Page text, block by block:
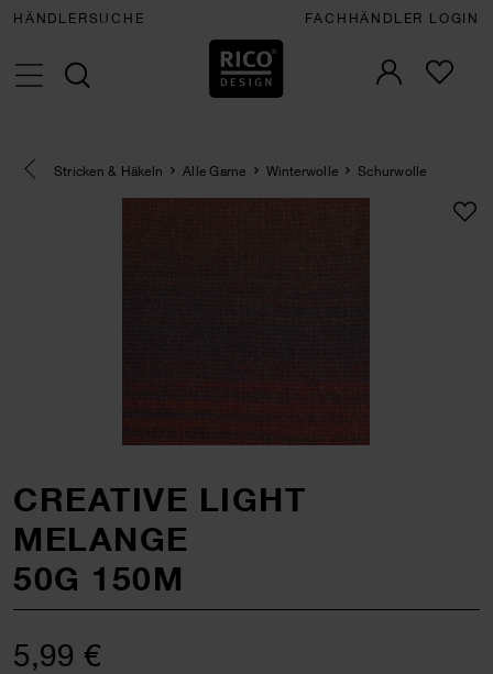
HÄNDLERSUCHE FACHHÄNDLER LOGIN
Eine Kategorie zurück navigieren
Stricken & Häkeln Alle Garne Winterwolle Schurwolle
CREATIVE LIGHT
MELANGE
50G 150M
5,99 €